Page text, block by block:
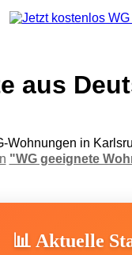
aus
Wohnungen in
"WG geeignete
📊 Aktuelle